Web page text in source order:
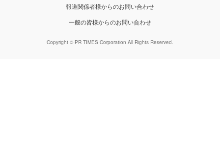
報道関係者様からのお問い合わせ
一般の皆様からのお問い合わせ
Copyright © PR TIMES Corporation All Rights Reserved.